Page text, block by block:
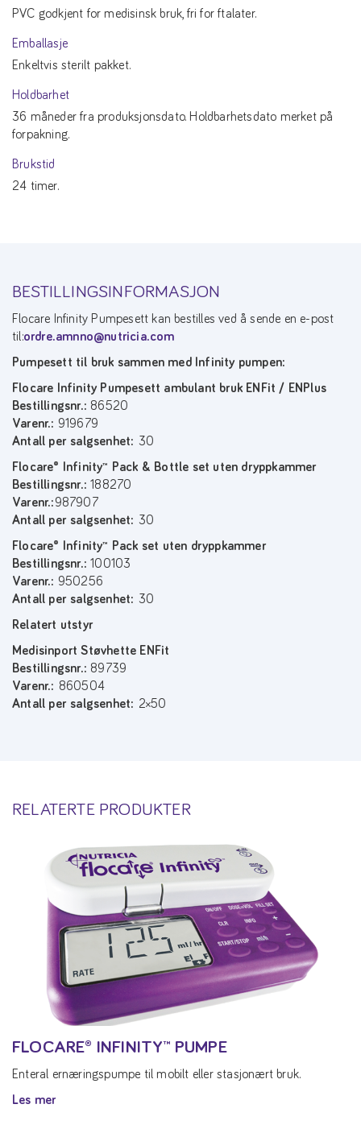
PVC godkjent for medisinsk bruk, fri for ftalater.
Emballasje
Enkeltvis sterilt pakket.
Holdbarhet
36 måneder fra produksjonsdato. Holdbarhetsdato merket på
forpakning.
Brukstid
24 timer.
BESTILLINGSINFORMASJON
Flocare Infinity Pumpesett kan bestilles ved å sende en e-post
til:ordre.amnno@nutricia.com
Pumpesett til bruk sammen med Infinity pumpen:
Flocare Infinity Pumpesett ambulant bruk ENFit / ENPlus
Bestillingsnr.: 86520
Varenr.: 919679
Antall per salgsenhet: 30
Flocare® Infinity™ Pack & Bottle set uten dryppkammer
Bestillingsnr.: 188270
Varenr.:987907
Antall per salgsenhet: 30
Flocare® Infinity™ Pack set uten dryppkammer
Bestillingsnr.: 100103
Varenr.: 950256
Antall per salgsenhet: 30
Relatert utstyr
Medisinport Støvhette ENFit
Bestillingsnr.: 89739
Varenr.: 860504
Antall per salgsenhet: 2×50
RELATERTE PRODUKTER
FLOCARE® INFINITY™ PUMPE
Enteral ernæringspumpe til mobilt eller stasjonært bruk.
Les mer